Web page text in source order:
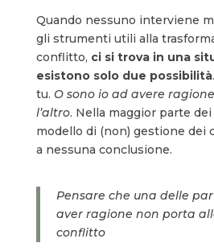
Quando nessuno interviene
gli strumenti utili alla
conflitto, ci si trova in una
esistono solo due possibilità
tu. O sono io ad avere
l’altro. Nella maggior parte
modello di (non) gestione dei
a nessuna conclusione.
Pensare che una delle
aver ragione non porta
conflitto